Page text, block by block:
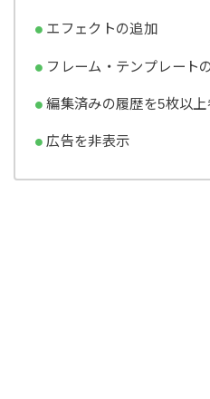
エフェクトの追加
フレーム・テンプレート
編集済みの履歴を5枚以上
広告を非表示